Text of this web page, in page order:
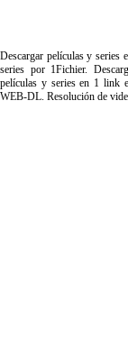
Descargar películas y series
series por 1Fichier.
películas y series en 1 link
WEB-DL. Resolución de